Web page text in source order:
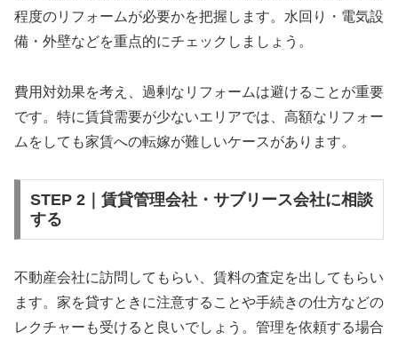
程度のリフォームが必要かを把握します。水回り・電気設
備・外壁などを重点的にチェックしましょう。
費用対効果を考え、過剰なリフォームは避けることが重要
です。特に賃貸需要が少ないエリアでは、高額なリフォー
ムをしても家賃への転嫁が難しいケースがあります。
STEP 2｜賃貸管理会社・サブリース会社に相談
する
不動産会社に訪問してもらい、賃料の査定を出してもらい
ます。家を貸すときに注意することや手続きの仕方などの
レクチャーも受けると良いでしょう。管理を依頼する場合